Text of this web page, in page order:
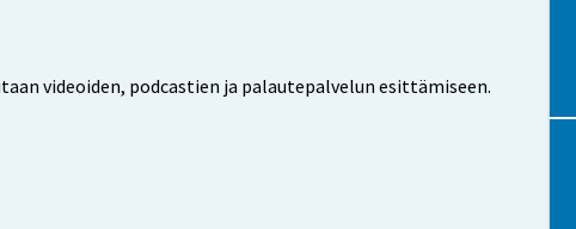
videoiden, podcastien ja palautepalvelun esittämiseen.